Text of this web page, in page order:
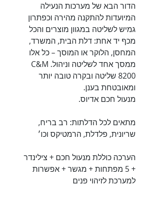
הדור הבא של מערכות הנעילה
המיועדות להתקנה מהירה וכפתרון
גמיש לשליטה במגוון מוצרים והכל
מכף יד אחת: דלת הבית, המשרד,
המחסן, הלוקר או המוסך – כל אלו
ממסך אחד לשליטה וניהול. C&M
8200 שליטה ובקרה טובה יותר
ומאובטחת בענן.
מנעול חכם אדיוס.
מתאים לכל הדלתות: רב בריח,
שריונית, פלדלת, הרמטיקס וכו׳
הערכה כוללת מנעול חכם + צילינדר
+ 5 מפתחות + מגשר + אפשרות
למערכת לזיהוי פנים